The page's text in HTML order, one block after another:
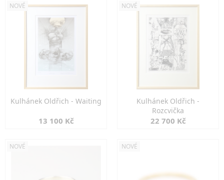
NOVÉ
Kulhánek Oldřich - Waiting
13 100 Kč
NOVÉ
Kulhánek Oldřich -
Rozcvička
22 700 Kč
NOVÉ NOVÉ